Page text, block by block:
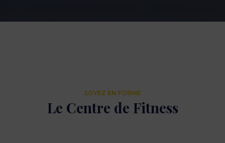
SOYEZ EN FORME
Le Centre de Fitness